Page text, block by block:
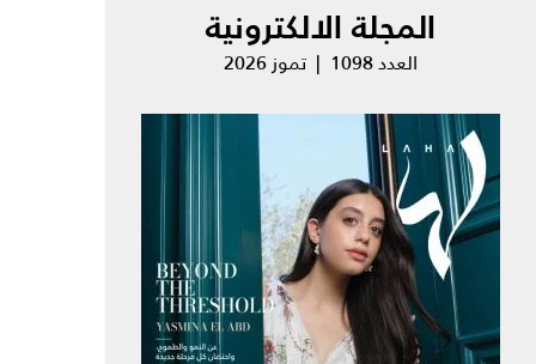
المجلة الالكترونية
العدد 1098 | تموز 2026